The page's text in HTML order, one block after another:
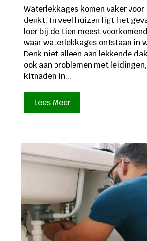
Waterlekkages komen vaker voor
denkt. In veel huizen ligt het
loer bij de tien meest
waar waterlekkages ontstaan in
Denk niet alleen aan lekkende
ook aan problemen met
kitnaden in...
Lees Meer